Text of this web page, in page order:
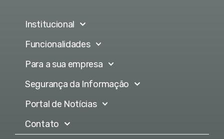
Institucional
Funcionalidades
Para a sua empresa
Segurança da Informação
Portal de Notícias
Contato